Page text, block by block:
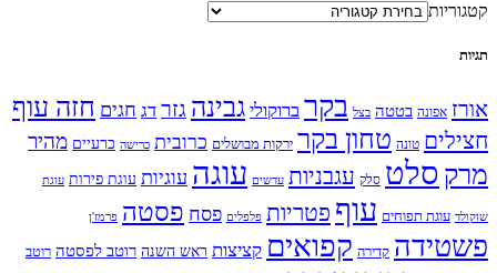
קטגוריות
תגיות
אורז אפונה בטטה בצל בקר ברוקולי גבינה גזר דג חגים חזה עוף
חצילים טונה טחון בקר ירקות מבושלים כרובית כרישה כרעיים מהיר
מרק סלט סלק עגבניות עדשים עוגה עוגיות עוגת פירות עוגת
שוקולד עוגת תפוחים עוף פטריות פלפלים פסח פסטה פרמז'ן
פשטידה קדירה קפואים קציצות ראש השנה רוטב לפסטה רוטב